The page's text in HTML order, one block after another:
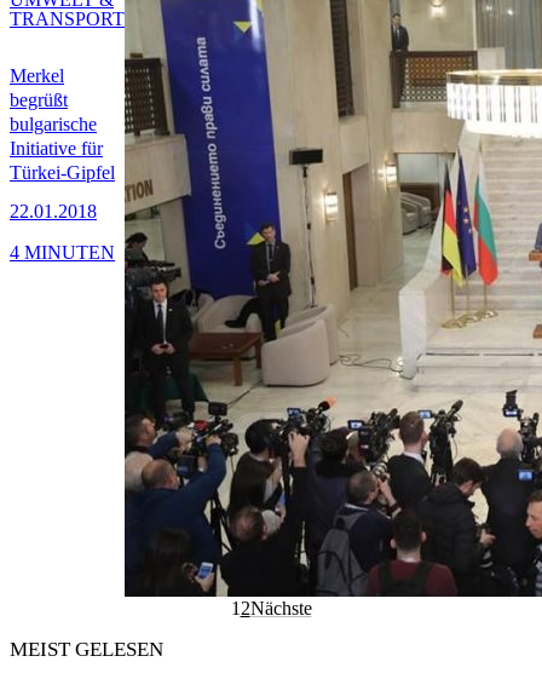
Merkel
begrüßt
bulgarische
Initiative für
Türkei-Gipfel
22.01.2018
TRANSPORT
4 MINUTEN
1 2Nächste
MEIST GELESEN